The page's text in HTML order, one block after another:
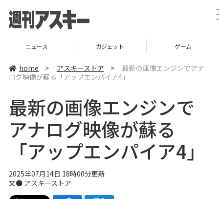
ニュース ガジェット ゲーム
home > アスキーストア >
最新の画像エンジンでアナ
ログ映像が蘇る「アップエンパイア4」
最新の画像エンジンで
アナログ映像が蘇る
「アップエンパイア4」
2025年07月14日 18時00分更新
文● アスキーストア